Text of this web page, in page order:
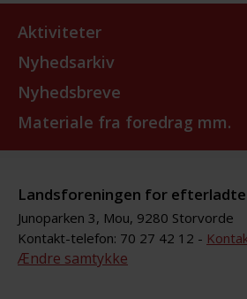
Aktiviteter
Nyhedsarkiv
Nyhedsbreve
Materiale fra foredrag mm.
Landsforeningen for
Junoparken 3, Mou, 9280 Storvorde
Kontakt-telefon: 70 27 42 12 -
Ændre samtykke